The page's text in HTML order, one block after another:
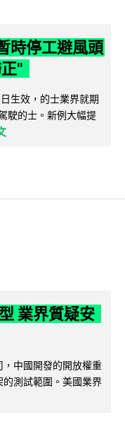
時停工避風頭
"
生效，的士業界就期
駛的士。新例大幅提
業界質疑安
中國開發的開放權重
測試範圍。美國業界